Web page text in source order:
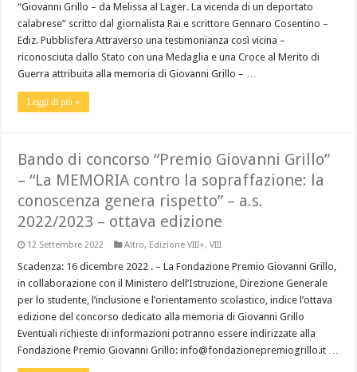
“Giovanni Grillo – da Melissa al Lager. La vicenda di un deportato
calabrese” scritto dal giornalista Rai e scrittore Gennaro Cosentino –
Ediz. Pubblisfera Attraverso una testimonianza così vicina –
riconosciuta dallo Stato con una Medaglia e una Croce al Merito di
Guerra attribuita alla memoria di Giovanni Grillo – …
Leggi di più »
Bando di concorso “Premio Giovanni Grillo”
– “La MEMORIA contro la sopraffazione: la
conoscenza genera rispetto” – a.s.
2022/2023 – ottava edizione
12 Settembre 2022 Altro, Edizione VIII+,VIII
Scadenza: 16 dicembre 2022 . – La Fondazione Premio Giovanni Grillo,
in collaborazione con il Ministero dell’Istruzione, Direzione Generale
per lo studente, l’inclusione e l’orientamento scolastico, indice l’ottava
edizione del concorso dedicato alla memoria di Giovanni Grillo
Eventuali richieste di informazioni potranno essere indirizzate alla
Fondazione Premio Giovanni Grillo: info@fondazionepremiogrillo.it …